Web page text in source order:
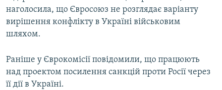
наголосила, що Євросоюз не розглядає варіанту
вирішення конфлікту в Україні військовим
шляхом.
Раніше у Єврокомісії повідомили, що працюють
над проектом посилення санкцій проти Росії через
її дії в Україні.